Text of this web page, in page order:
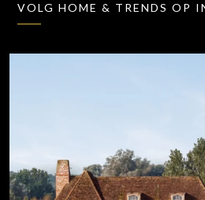
VOLG HOME & TRENDS OP